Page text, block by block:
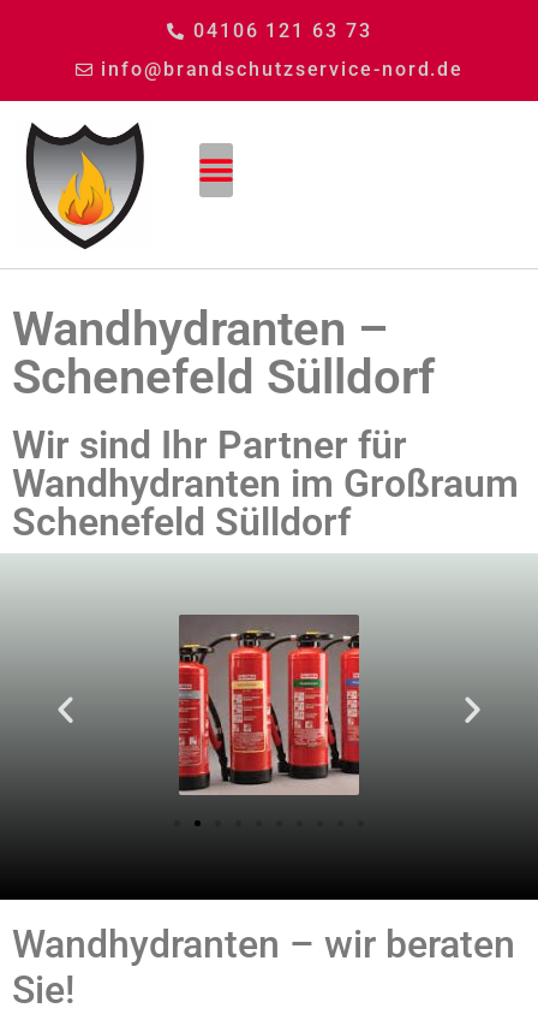
04106 121 63 73
info@brandschutzservice-nord.de
Wandhydranten –
Schenefeld Sülldorf
Wir sind Ihr Partner für
Wandhydranten im Großraum
Schenefeld Sülldorf
Wandhydranten – wir beraten
Sie!